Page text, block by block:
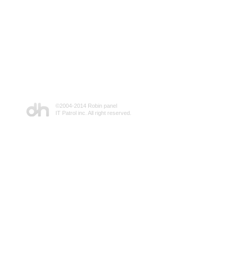
©2004-2014 Robin panel
IT Patrol inc. All right reserved.